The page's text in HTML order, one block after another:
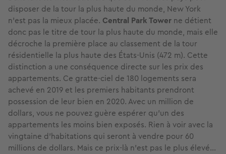
disposer de la tour la plus haute du monde, New York
n’est pas la mieux placée. Central Park Tower ne détient
donc pas le titre de tour la plus haute du monde, mais elle
décroche la première place au classement de la tour
résidentielle la plus haute des États-Unis (472 m). Cette
distinction a une conséquence directe sur les prix des
appartements. Ce gratte-ciel de 180 logements sera
achevé en 2019 et les premiers habitants prendront
possession de leur bien en 2020. Avec un million de
dollars, vous ne pouvez guère espérer qu’un des
appartements les moins bien exposés. Rien à voir avec la
vingtaine d'habitations qui seront à vendre pour 60
millions de dollars. Mais ce prix-là n’est pas le plus élevé…